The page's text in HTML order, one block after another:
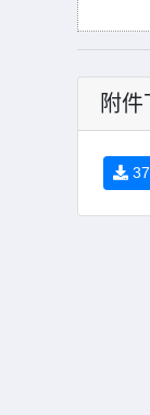
附件